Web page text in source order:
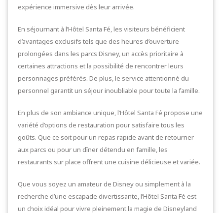
expérience immersive dès leur arrivée.
En séjournant à l’Hôtel Santa Fé, les visiteurs bénéficient
d’avantages exclusifs tels que des heures d’ouverture
prolongées dans les parcs Disney, un accès prioritaire à
certaines attractions et la possibilité de rencontrer leurs
personnages préférés. De plus, le service attentionné du
personnel garantit un séjour inoubliable pour toute la famille.
En plus de son ambiance unique, l’Hôtel Santa Fé propose une
variété d’options de restauration pour satisfaire tous les
goûts. Que ce soit pour un repas rapide avant de retourner
aux parcs ou pour un dîner détendu en famille, les
restaurants sur place offrent une cuisine délicieuse et variée.
Que vous soyez un amateur de Disney ou simplement à la
recherche d’une escapade divertissante, l’Hôtel Santa Fé est
un choix idéal pour vivre pleinement la magie de Disneyland